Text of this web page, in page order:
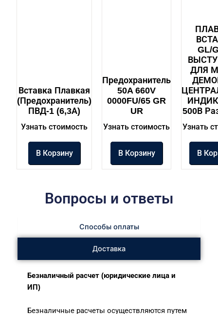
Вставка Плавкая
(предохранитель)
ПВД-1 (6,3А)
Узнать стоимость
В Корзину
Предохранитель
50A 660V
0000FU/65 GR
UR
Узнать стоимость
В Корзину
GL/
ДЛЯ
500В
Узнать
В
Вопросы и ответы
Способы оплаты
Доставка
Безналичный расчет (юридические лица и
ИП)
Безналичные расчеты осуществляются путем